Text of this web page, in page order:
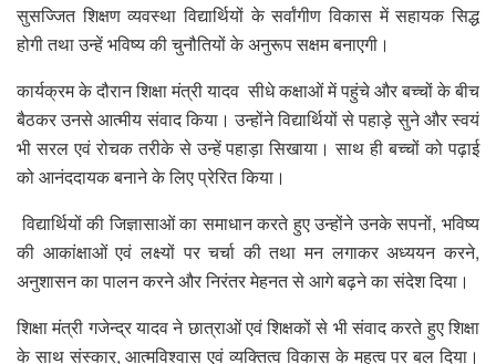
सुसज्जित शिक्षण व्यवस्था विद्यार्थियों के सर्वांगीण विकास में सहायक सिद्ध
होगी तथा उन्हें भविष्य की चुनौतियों के अनुरूप सक्षम बनाएगी।
कार्यक्रम के दौरान शिक्षा मंत्री यादव सीधे कक्षाओं में पहुंचे और बच्चों के बीच
बैठकर उनसे आत्मीय संवाद किया। उन्होंने विद्यार्थियों से पहाड़े सुने और स्वयं
भी सरल एवं रोचक तरीके से उन्हें पहाड़ा सिखाया। साथ ही बच्चों को पढ़ाई
को आनंददायक बनाने के लिए प्रेरित किया।
विद्यार्थियों की जिज्ञासाओं का समाधान करते हुए उन्होंने उनके सपनों, भविष्य
की आकांक्षाओं एवं लक्ष्यों पर चर्चा की तथा मन लगाकर अध्ययन करने,
अनुशासन का पालन करने और निरंतर मेहनत से आगे बढ़ने का संदेश दिया।
शिक्षा मंत्री गजेन्द्र यादव ने छात्राओं एवं शिक्षकों से भी संवाद करते हुए शिक्षा
के साथ संस्कार, आत्मविश्वास एवं व्यक्तित्व विकास के महत्व पर बल दिया।